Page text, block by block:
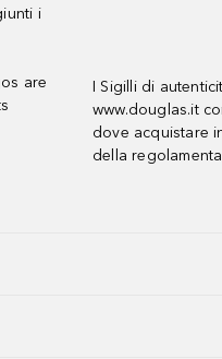
i
are
I Sigilli di
www.douglas.it
dove acquistare
della